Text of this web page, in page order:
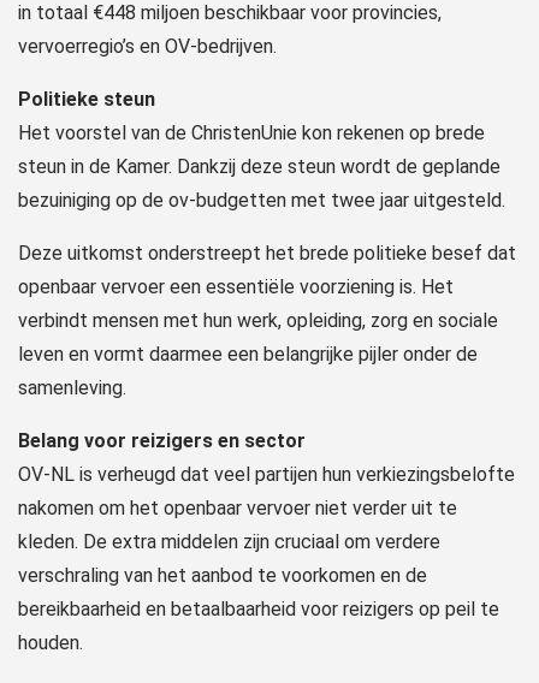
in totaal €448 miljoen beschikbaar voor provincies,
vervoerregio’s en OV-bedrijven.
Politieke steun
Het voorstel van de ChristenUnie kon rekenen op brede
steun in de Kamer. Dankzij deze steun wordt de geplande
bezuiniging op de ov-budgetten met twee jaar uitgesteld.
Deze uitkomst onderstreept het brede politieke besef dat
openbaar vervoer een essentiële voorziening is. Het
verbindt mensen met hun werk, opleiding, zorg en sociale
leven en vormt daarmee een belangrijke pijler onder de
samenleving.
Belang voor reizigers en sector
OV-NL is verheugd dat veel partijen hun verkiezingsbelofte
nakomen om het openbaar vervoer niet verder uit te
kleden. De extra middelen zijn cruciaal om verdere
verschraling van het aanbod te voorkomen en de
bereikbaarheid en betaalbaarheid voor reizigers op peil te
houden.